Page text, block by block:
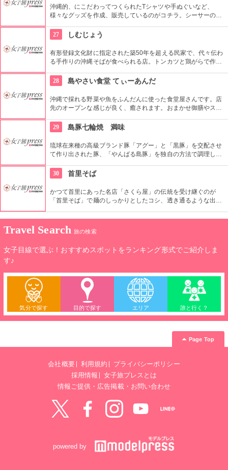
沖縄的、にこだわってつくられたTシャツや手ぬぐいなど、
様々なグッズを作成、販売しているのがコチラ。シーサーの絵
感じ、あの空気感を思い出す事ができる不思議なアイテムばか
りです。島ぞうりに柄を施した「島サバタトゥー」も人気。
27 しむじょう
有形登録文化財に指定された築50年を超える民家で、代々伝わ
る手作りの沖縄そばが食べられる店。トンカツと鶏がらで作る
（豚舎を兼ねたトイレ）や目隠しと魔よけの役割を果たすヒン
プン、庭の池や石垣も登録有形文化財に登録されています。
28 島やさい食堂 てぃーあんだ
沖縄で採れる野菜や魚をふんだんに使った食堂屋さんです。店
先のオープンな感じが良く、癒されます。おまかせ御膳やスイ
29
島豚七輪焼 満味
琉球在来種の高級ブランド豚「アグー」と「黒豚」を交配させ
て作り出された豚、「やんばる島豚」を独自の方法で調理し、
やんばる島豚は低コレステロールで栄養豊富なので、カロリー
の気になる人にもオススメ。
30 首里そば
かつて首里にあった名店「さくら屋」の伝統を受け継ぐのが
「首里そば」で麺のしっかりとしたコシ、透き通るような出汁
手打ちのため週100食限定というこだわりがあります。
Travel Search 旅の検索
女子目線で選ぶ！おすすめスポットをランキング形式でご紹介しま
す♪
気分で探す 目的で探す エリア 誰と行く？
Page Top
会社概要 利用規約
プライバシーポリシー
採用情報
女子旅プレスとは
情報ご提供・広告掲載・お問い合わせ
powered by